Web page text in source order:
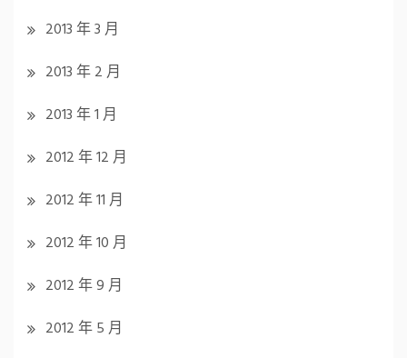
2013 年 3 月
2013 年 2 月
2013 年 1 月
2012 年 12 月
2012 年 11 月
2012 年 10 月
2012 年 9 月
2012 年 5 月